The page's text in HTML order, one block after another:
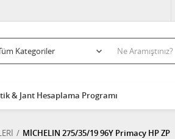
& Jant Hesaplama Programı
MİCHELIN 275/35/19 96Y Primacy HP ZP